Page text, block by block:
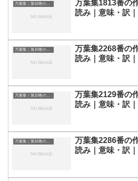
万葉集｜第10巻の和歌一覧
万葉集1813番の
読み｜意味・訳
万葉集｜第10巻の和歌一覧
万葉集2268番の
読み｜意味・訳
万葉集｜第10巻の和歌一覧
万葉集2129番の
読み｜意味・訳
万葉集｜第10巻の和歌一覧
万葉集2286番の
読み｜意味・訳